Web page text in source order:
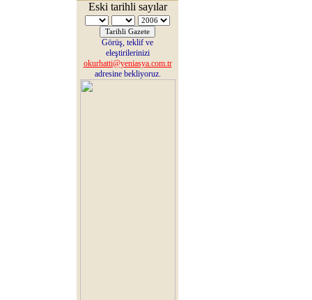
Eski tarihli sayılar
Görüş, teklif ve
eleştirilerinizi
okurhatti@yeniasya.com.tr
adresine bekliyoruz.